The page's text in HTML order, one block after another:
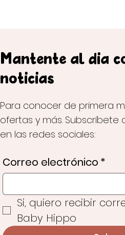
Mantente al día
noticias
Para conocer de primera
ofertas y más. Subscríbete
en las redes sociales:
Correo electrónico *
Si, quiero recibir
Baby Hippo